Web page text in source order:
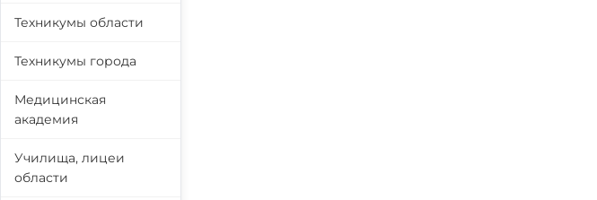
Техникумы области
Техникумы города
Медицинская
академия
Училища, лицеи
области